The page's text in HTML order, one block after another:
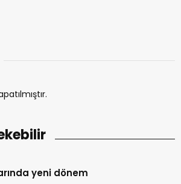
yeni dönem